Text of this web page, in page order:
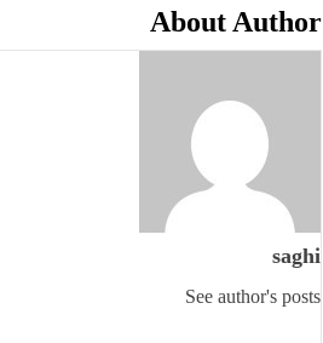
About Author
saghi
See author's posts